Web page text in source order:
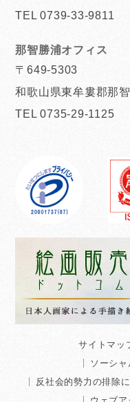
TEL 0739-33-9811
那智勝浦オフィス
〒649-5303
和歌山県東牟婁郡那
TEL 0735-29-1125
サイトマッ
ソーシ
反社会的勢力の排除